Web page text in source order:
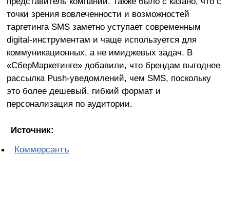
точки зрения вовлеченности и возможностей
таргетинга SMS заметно уступает современным
digital-инструментам и чаще используется для
коммуникационных, а не имиджевых задач. В
«СберМаркетинге» добавили, что брендам выгоднее
рассылка Push-уведомлений, чем SMS, поскольку
это более дешевый, гибкий формат и
персонализация по аудитории.
Источник:
Коммерсантъ